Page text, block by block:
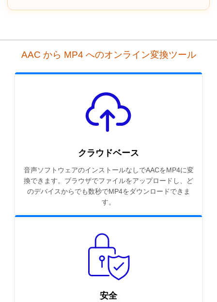
AAC から MP4 へのオンライン変換ツール
クラウドベース
音声ソフトウェアのインストールなしでAACをMP4に変
換できます。ブラウザでファイルをアップロードし、ど
のデバイスからでも数秒でMP4をダウンロードできま
す。
安全